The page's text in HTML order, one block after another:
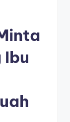
Ibu